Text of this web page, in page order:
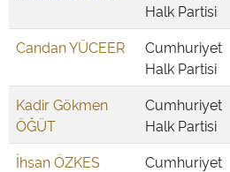
Halk Partisi
Candan YÜCEER
Cumhuriyet
Halk Partisi
Kadir Gökmen
ÖĞÜT
Cumhuriyet
Halk Partisi
İhsan ÖZKES
Cumhuriyet